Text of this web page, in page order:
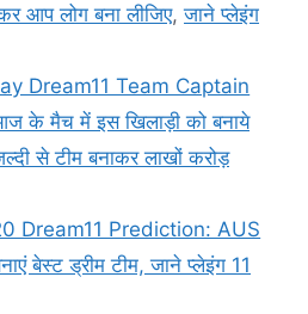
आप लोग बना लीजिए,जाने प्लेइंग
Dream11 Team Captain
के मैच में इस खिलाड़ी को बनाये
से टीम बनाकर लाखों करोड़
Dream11 Prediction: AUS
बेस्ट ड्रीम टीम, जाने प्लेइंग 11